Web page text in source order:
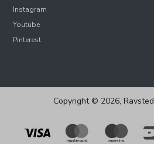
Instagram
Youtube
Pinterest
Copyright © 2026,